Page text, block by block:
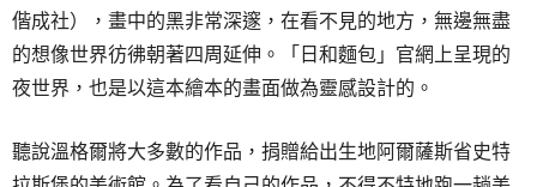
偕成社），畫中的黑非常深邃，在看不見的地方，無邊無盡
的想像世界彷彿朝著四周延伸。「日和麵包」官網上呈現的
夜世界，也是以這本繪本的畫面做為靈感設計的。
聽說溫格爾將大多數的作品，捐贈給出生地阿爾薩斯省史特